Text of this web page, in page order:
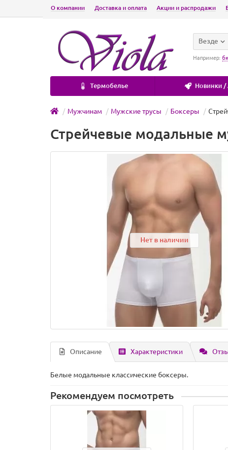
О компании Доставка и оплата Акции и распродажи
Везде
Например:
Термобелье Новинки /
Мужчинам Мужские трусы Боксеры
Стрейчевые модальные
Нет в наличии
Описание Характеристики
Белые модальные классические боксеры.
Рекомендуем посмотреть